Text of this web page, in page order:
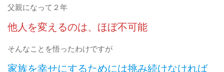
父親になって２年
他人を変えるのは、ほぼ不可能
そんなことを悟ったわけですが
家族を幸せにするためには挑み続けなければ